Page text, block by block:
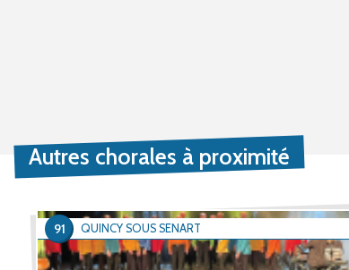
Autres chorales à proximité
QUINCY SOUS SENART
91